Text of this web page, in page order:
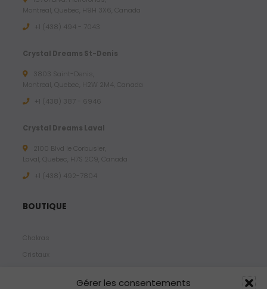
Gérer les consentements
Montreal, Quebec, H9H 3X6, Canada
+1 (438) 494 - 7043
Crystal Dreams St-Denis
3803 Saint-Denis,
Montreal, Quebec, H2W 2M4, Canada
+1 (438) 387 - 6946
Crystal Dreams Laval
2100 Blvd le Corbusier,
Laval, Quebec, H7S 2C9, Canada
+1 ‪(438) 492-7804‬
BOUTIQUE
Chakras
Cristaux